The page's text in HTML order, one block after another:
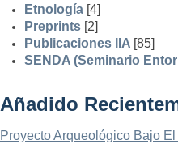
Etnología [4]
Preprints [2]
Publicaciones IIA [85]
SENDA (Seminario
Añadido
Proyecto Arqueológico Bajo